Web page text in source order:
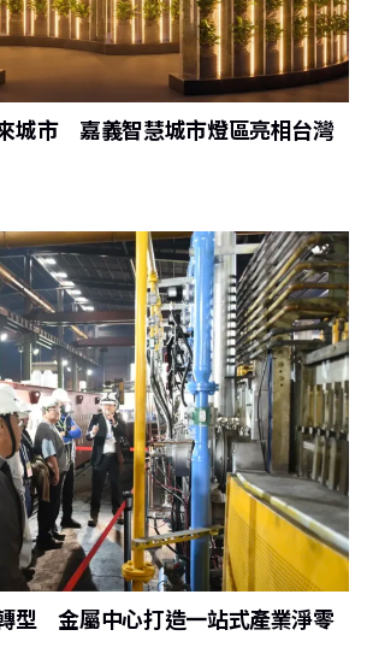
城市 嘉義智慧城市燈區亮相台灣
型 金屬中心打造一站式產業淨零